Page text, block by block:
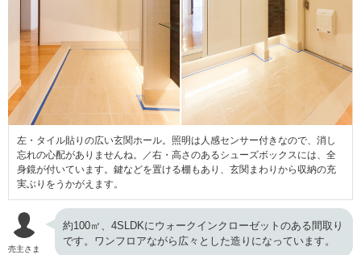
左・タイル貼りの広い玄関ホール。照明は人感センサー付きなので、消し
忘れの心配がありませんね。／右・高さのあるシューズボックスには、全
身鏡が付いています。鍵などを置ける棚もあり、玄関まわりから収納の充
実ぶりをうかがえます。
売主さま
約100㎡、4SLDKにウォークインクローゼットのある間取り
です。ワンフロアながら広々とした造りになっています。